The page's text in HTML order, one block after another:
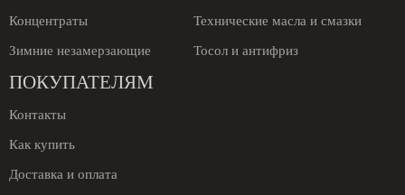
Концентраты
Зимние незамерзающие
Технические масла и смазки
Тосол и антифриз
ПОКУПАТЕЛЯМ
Контакты
Как купить
Доставка и оплата